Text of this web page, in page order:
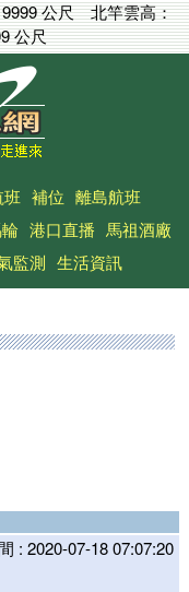
9999 公尺北竿雲高：
公尺
補位 離島航班
港口直播 馬祖酒廠
監測 生活資訊
: 2020-07-18 07:07:20